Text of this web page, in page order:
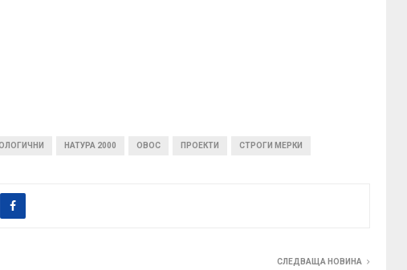
НАТУРА 2000 ОВОС ПРОЕКТИ СТРОГИ МЕРКИ
СЛЕДВАЩА НОВИНА